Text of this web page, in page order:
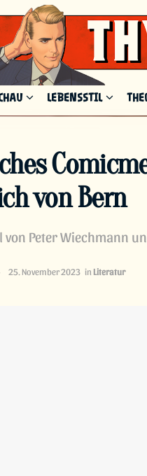
LEBENSSTIL
von Bern
von Peter Wiechmann
25. November 2023 in Literatur